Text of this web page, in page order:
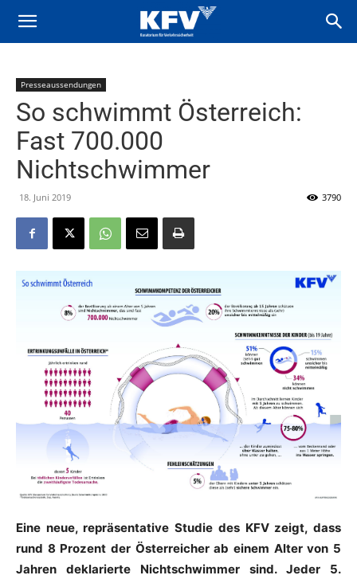
Presseaussendungen
So schwimmt Österreich:
Fast 700.000
Nichtschwimmer
18. Juni 2019 3790
Eine neue, repräsentative Studie des KFV zeigt, dass
rund 8 Prozent der Österreicher ab einem Alter von 5
Jahren deklarierte Nichtschwimmer sind. Jeder 5.